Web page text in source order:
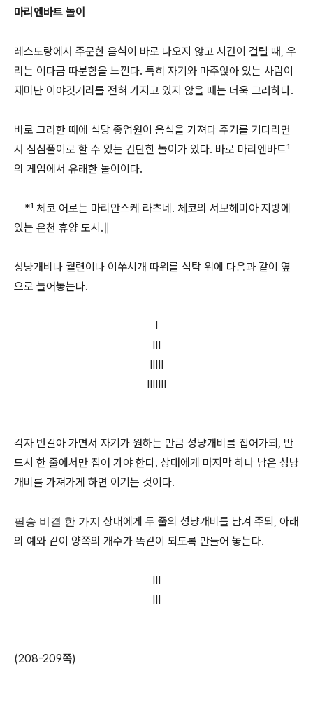
마리엔바트 놀이
레스토랑에서 주문한 음식이 바로 나오지 않고 시간이 걸릴 때, 우
리는 이다금 따분함을 느낀다. 특히 자기와 마주앉아 있는 사람이
재미난 이야깃거리를 전혀 가지고 있지 않을 때는 더욱 그러하다.
바로 그러한 때에 식당 종업원이 음식을 가져다 주기를 기다리면
서 심심풀이로 할 수 있는 간단한 놀이가 있다. 바로 마리엔바트¹
의 게임에서 유래한 놀이이다.
*¹ 체코 어로는 마리안스케 라츠네. 체코의 서보헤미아 지방에
있는 온천 휴양 도시.∥
성냥개비나 궐련이나 이쑤시개 따위를 식탁 위에 다음과 같이 옆
으로 늘어놓는다.
I
III
IIIII
IIIIIII
각자 번갈아 가면서 자기가 원하는 만큼 성냥개비를 집어가되, 반
드시 한 줄에서만 집어 가야 한다. 상대에게 마지막 하나 남은 성냥
개비를 가져가게 하면 이기는 것이다.
필승 비결 한 가지 상대에게 두 줄의 성냥개비를 남겨 주되, 아래
의 예와 같이 양쪽의 개수가 똑같이 되도록 만들어 놓는다.
III
III
(208-209쪽)